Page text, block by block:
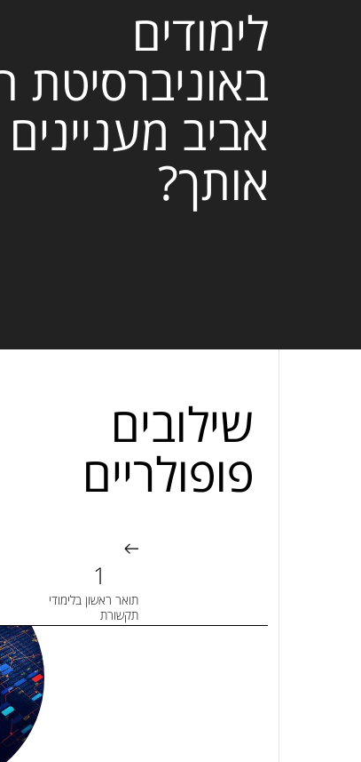
לימודים
באוניברסיטת
אביב מעניינים
אותך?
שילובים
פופולריים
תואר ראשון בלימודי
תקשורת